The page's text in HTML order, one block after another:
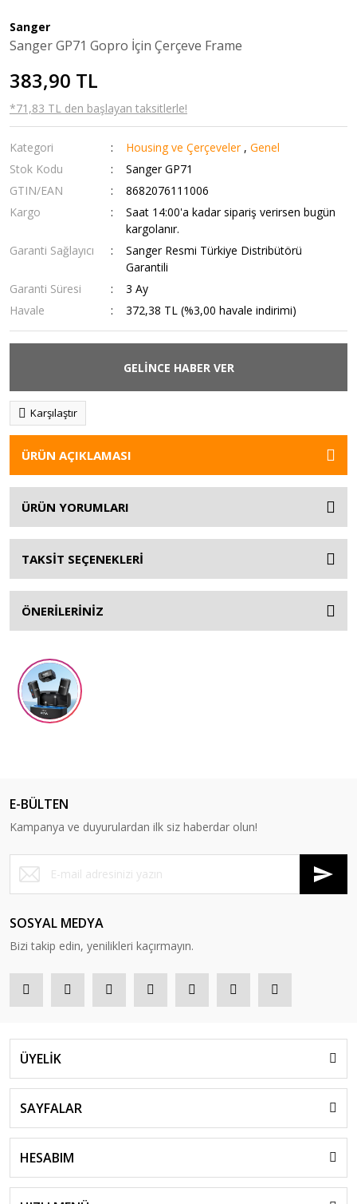
Sanger
Sanger GP71 Gopro İçin Çerçeve Frame
383,90 TL
*71,83 TL den başlayan taksitlerle!
Kategori Housing ve Çerçeveler ,Genel
Stok Kodu
Sanger GP71
GTIN/EAN
8682076111006
Kargo
Saat 14:00'a kadar sipariş verirsen bugün
kargolanır.
Garanti Sağlayıcı
Sanger Resmi Türkiye Distribütörü
Garantili
Garanti Süresi
3 Ay
Havale
372,38 TL (%3,00 havale indirimi)
GELİNCE HABER VER
Karşılaştır
ÜRÜN AÇIKLAMASI
ÜRÜN YORUMLARI
TAKSİT SEÇENEKLERİ
ÖNERİLERİNİZ
E-BÜLTEN
Kampanya ve duyurulardan ilk siz haberdar olun!
SOSYAL MEDYA
Bizi takip edin, yenilikleri kaçırmayın.
ÜYELİK
SAYFALAR
HESABIM